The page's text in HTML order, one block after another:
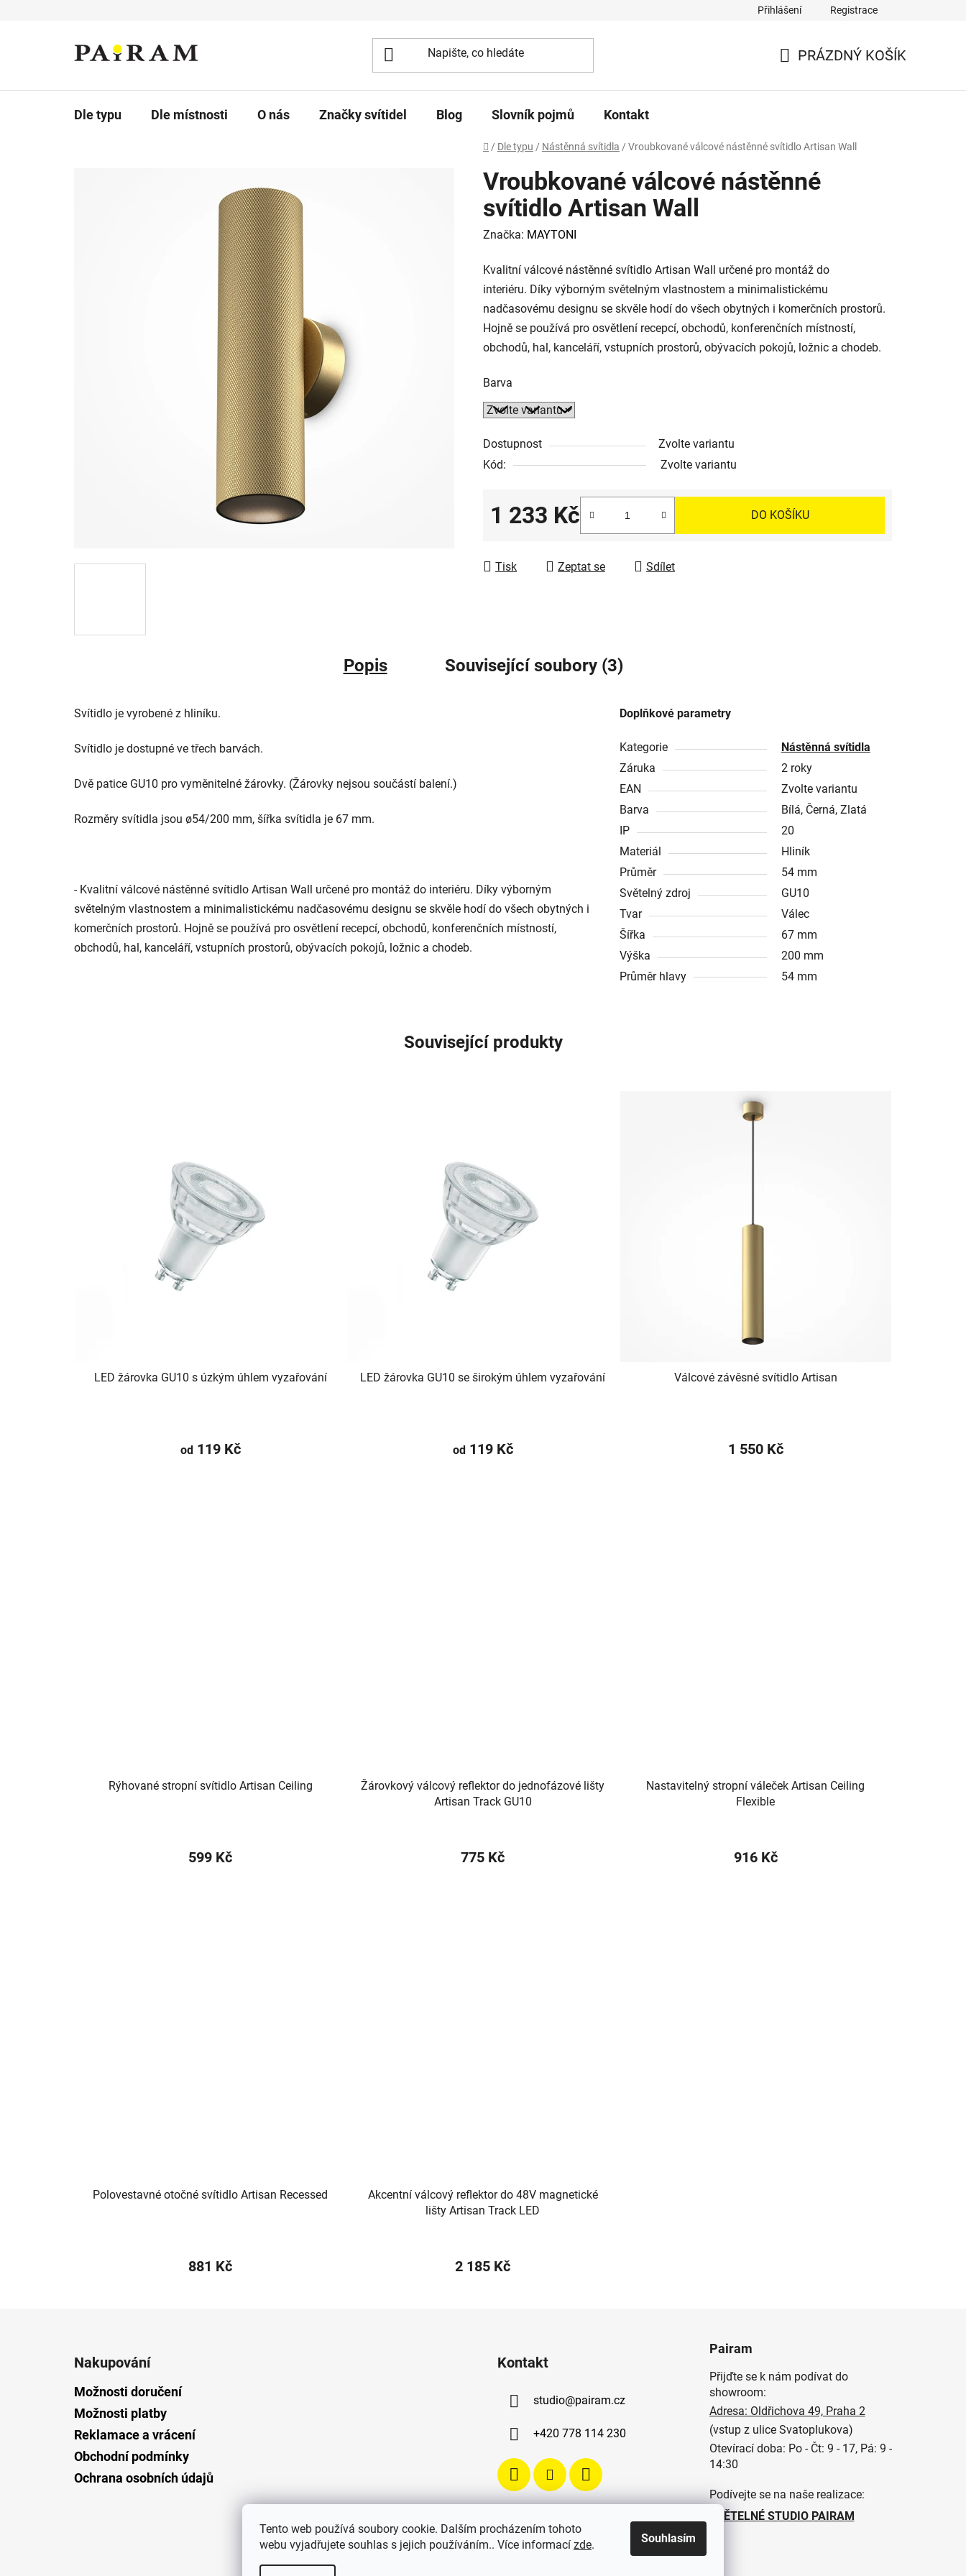
Tento web používá soubory cookie. Dalším procházením tohoto
webu vyjadřujete souhlas s jejich používáním.. Více informací zde. Souhlasím
Přihlášení Registrace
PRÁZDNÝ KOŠÍK
Dle typu Dle místnosti O nás Značky svítidel Blog Slovník pojmů Kontakt
Domů
/ Dle typu / Nástěnná svítidla / Vroubkované válcové nástěnné svítidlo Artisan Wall
Vroubkované válcové nástěnné
svítidlo Artisan Wall
Značka: MAYTONI
Kvalitní válcové nástěnné svítidlo Artisan Wall určené pro montáž do
interiéru. Díky výborným světelným vlastnostem a minimalistickému
nadčasovému designu se skvěle hodí do všech obytných i komerčních prostorů.
Hojně se používá pro osvětlení recepcí, obchodů, konferenčních místností,
obchodů, hal, kanceláří, vstupních prostorů, obývacích pokojů, ložnic a chodeb.
Barva
Dostupnost
Zvolte variantu
Kód:
Zvolte variantu
1 233 Kč DO KOŠÍKU
Tisk Zeptat se Sdílet
Popis Související soubory (3)
Svítidlo je vyrobené z hliníku.
Svítidlo je dostupné ve třech barvách.
Dvě patice GU10 pro vyměnitelné žárovky. (Žárovky nejsou součástí balení.)
Rozměry svítidla jsou ø54/200 mm, šířka svítidla je 67 mm.
- Kvalitní válcové nástěnné svítidlo Artisan Wall určené pro montáž do interiéru. Díky výborným
světelným vlastnostem a minimalistickému nadčasovému designu se skvěle hodí do všech obytných i
komerčních prostorů. Hojně se používá pro osvětlení recepcí, obchodů, konferenčních místností,
obchodů, hal, kanceláří, vstupních prostorů, obývacích pokojů, ložnic a chodeb.
Doplňkové parametry
Kategorie
Nástěnná svítidla
Záruka
2 roky
EAN
Zvolte variantu
Barva
Bílá, Černá, Zlatá
IP
20
Materiál
Hliník
Průměr
54 mm
Světelný zdroj
GU10
Tvar
Válec
Šířka
67 mm
Výška
200 mm
Průměr hlavy
54 mm
Související produkty
LED žárovka GU10 s úzkým úhlem vyzařování
od119 Kč
LED žárovka GU10 se širokým úhlem vyzařování
od119 Kč
Válcové závěsné svítidlo Artisan
1 550 Kč
Rýhované stropní svítidlo Artisan Ceiling
599 Kč
Žárovkový válcový reflektor do jednofázové lišty
Artisan Track GU10
775 Kč
Nastavitelný stropní váleček Artisan Ceiling
Flexible
916 Kč
Polovestavné otočné svítidlo Artisan Recessed
881 Kč
Akcentní válcový reflektor do 48V magnetické
lišty Artisan Track LED
2 185 Kč
Nakupování
Možnosti doručení
Možnosti platby
Reklamace a vrácení
Obchodní podmínky
Ochrana osobních údajů
Kontakt
studio@pairam.cz
+420 778 114 230
Pairam
Přijďte se k nám podívat do
showroom:
Adresa: Oldřichova 49, Praha 2
(vstup z ulice Svatoplukova)
Otevírací doba: Po - Čt: 9 - 17, Pá: 9 -
14:30
Podívejte se na naše realizace:
SVĚTELNÉ STUDIO PAIRAM